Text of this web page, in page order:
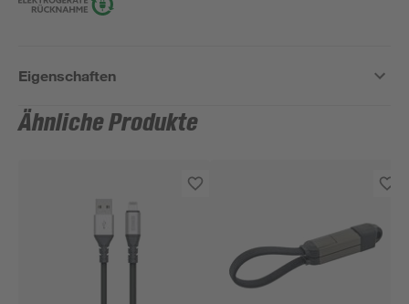
Eigenschaften
Ähnliche Produkte